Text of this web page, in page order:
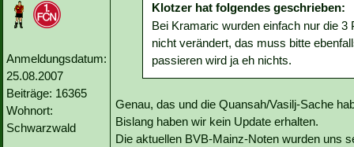
Anmeldungsdatum:
25.08.2007
Beiträge: 16365
Wohnort:
Schwarzwald
Klotzer hat folgendes geschrieben:
Bei Kramaric wurden einfach nur die
nicht verändert, das muss bitte
passieren wird ja eh nichts.
Genau, das und die Quansah/Vasilj-Sache
Bislang haben wir kein Update erhalten.
Die aktuellen BVB-Mainz-Noten wurden uns